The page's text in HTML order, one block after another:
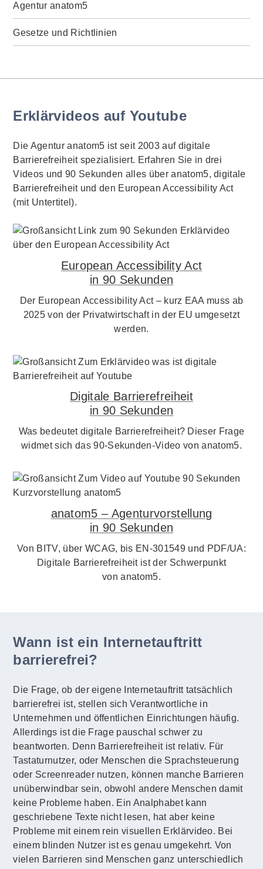
Agentur anatom5
Gesetze und Richtlinien
Erklärvideos auf Youtube
Die Agentur anatom5 ist seit 2003 auf digitale
Barrierefreiheit spezialisiert. Erfahren Sie in drei
Videos und 90 Sekunden alles über anatom5, digitale
Barrierefreiheit und den European Accessibility Act
(mit Untertitel).
European Accessibility Act
in 90 Sekunden
Der European Accessibility Act – kurz EAA muss ab
2025 von der Privatwirtschaft in der EU umgesetzt
werden.
Digitale Barrierefreiheit
in 90 Sekunden
Was bedeutet digitale Barrierefreiheit? Dieser Frage
widmet sich das 90-Sekunden-Video von anatom5.
anatom5 – Agenturvorstellung
in 90 Sekunden
Von BITV, über WCAG, bis EN-301549 und PDF/UA:
Digitale Barrierefreiheit ist der Schwerpunkt
von anatom5.
Wann ist ein Internetauftritt
barrierefrei?
Die Frage, ob der eigene Internetauftritt tatsächlich
barrierefrei ist, stellen sich Verantwortliche in
Unternehmen und öffentlichen Einrichtungen häufig.
Allerdings ist die Frage pauschal schwer zu
beantworten. Denn Barrierefreiheit ist relativ. Für
Tastaturnutzer, oder Menschen die Sprachsteuerung
oder Screenreader nutzen, können manche Barrieren
unüberwindbar sein, obwohl andere Menschen damit
keine Probleme haben. Ein Analphabet kann
geschriebene Texte nicht lesen, hat aber keine
Probleme mit einem rein visuellen Erklärvideo. Bei
einem blinden Nutzer ist es genau umgekehrt. Von
vielen Barrieren sind Menschen ganz unterschiedlich